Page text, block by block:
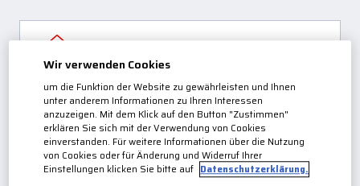
selbstnutzender Eigentümer
Ich bin
Vermieter
Wir verwenden Cookies
um die Funktion der Website zu gewährleisten und Ihnen
unter anderem Informationen zu Ihren Interessen
anzuzeigen. Mit dem Klick auf den Button "Zustimmen"
erklären Sie sich mit der Verwendung von Cookies
einverstanden. Für weitere Informationen über die Nutzung
von Cookies oder für Änderung und Widerruf Ihrer
Einstellungen klicken Sie bitte auf Datenschutzerklärung.